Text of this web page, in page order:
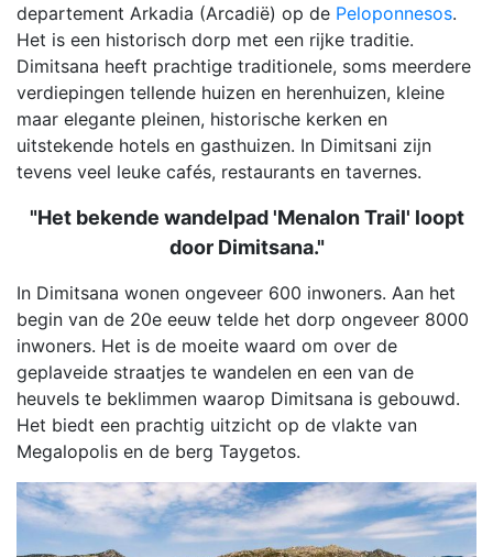
departement Arkadia (Arcadië) op de Peloponnesos.
Het is een historisch dorp met een rijke traditie.
Dimitsana heeft prachtige traditionele, soms meerdere
verdiepingen tellende huizen en herenhuizen, kleine
maar elegante pleinen, historische kerken en
uitstekende hotels en gasthuizen. In Dimitsani zijn
tevens veel leuke cafés, restaurants en tavernes.
"Het bekende wandelpad 'Menalon Trail' loopt
door Dimitsana."
In Dimitsana wonen ongeveer 600 inwoners. Aan het
begin van de 20e eeuw telde het dorp ongeveer 8000
inwoners. Het is de moeite waard om over de
geplaveide straatjes te wandelen en een van de
heuvels te beklimmen waarop Dimitsana is gebouwd.
Het biedt een prachtig uitzicht op de vlakte van
Megalopolis en de berg Taygetos.